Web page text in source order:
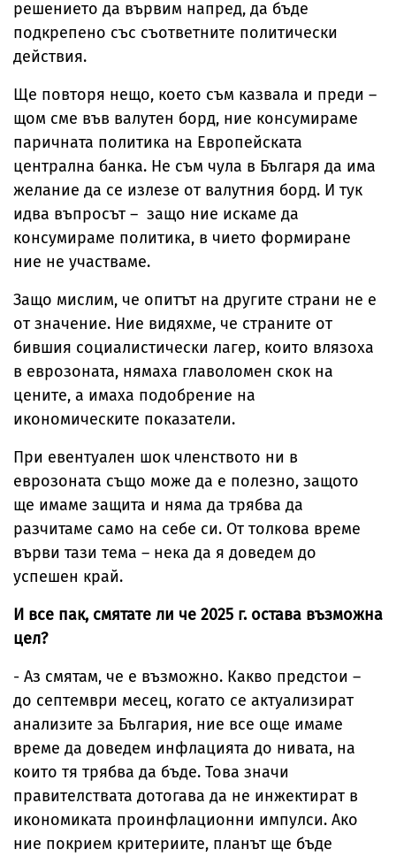
решението да вървим напред, да бъде
подкрепено със съответните политически
действия.
Ще повторя нещо, което съм казвала и преди –
щом сме във валутен борд, ние консумираме
паричната политика на Европейската
централна банка. Не съм чула в Българя да има
желание да се излезе от валутния борд. И тук
идва въпросът – защо ние искаме да
консумираме политика, в чието формиране
ние не участваме.
Защо мислим, че опитът на другите страни не е
от значение. Ние видяхме, че страните от
бившия социалистически лагер, които влязоха
в еврозоната, нямаха главоломен скок на
цените, а имаха подобрение на
икономическите показатели.
При евентуален шок членството ни в
еврозоната също може да е полезно, защото
ще имаме защита и няма да трябва да
разчитаме само на себе си. От толкова време
върви тази тема – нека да я доведем до
успешен край.
И все пак, смятате ли че 2025 г. остава възможна
цел?
- Аз смятам, че е възможно. Какво предстои –
до септември месец, когато се актуализират
анализите за България, ние все още имаме
време да доведем инфлацията до нивата, на
които тя трябва да бъде. Това значи
правителствата дотогава да не инжектират в
икономиката проинфлационни импулси. Ако
ние покрием критериите, планът ще бъде